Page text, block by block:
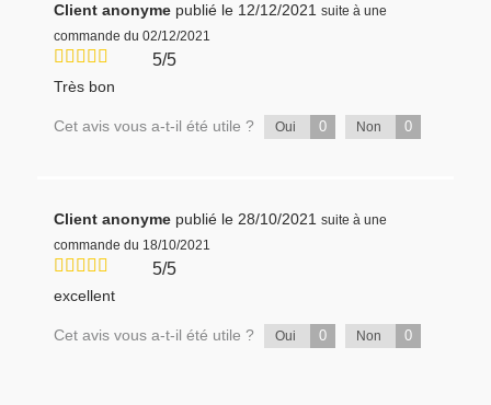
Client anonyme publié le 12/12/2021 suite à une
commande du 02/12/2021
5/5
Très bon
Cet avis vous a-t-il été utile ? Oui 0 Non 0
Client anonyme publié le 28/10/2021 suite à une
commande du 18/10/2021
5/5
excellent
Cet avis vous a-t-il été utile ? Oui 0 Non 0